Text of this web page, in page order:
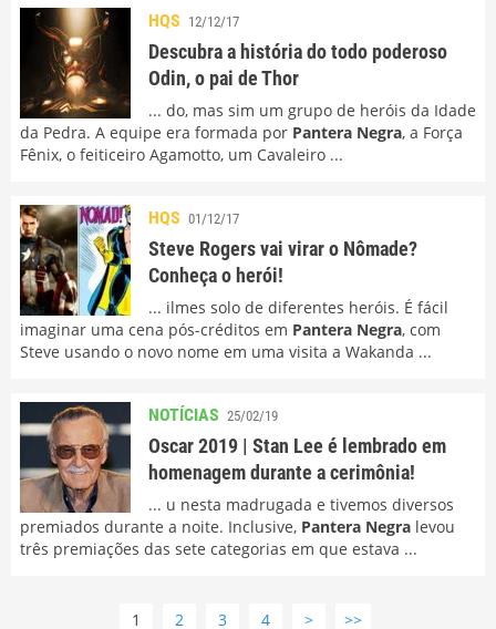
HQS 12/12/17
Descubra a história do todo poderoso
Odin, o pai de Thor
... do, mas sim um grupo de heróis da Idade
da Pedra. A equipe era formada por Pantera Negra, a Força
Fênix, o feiticeiro Agamotto, um Cavaleiro ...
HQS 01/12/17
Steve Rogers vai virar o Nômade?
Conheça o herói!
... ilmes solo de diferentes heróis. É fácil
imaginar uma cena pós-créditos em Pantera Negra, com
Steve usando o novo nome em uma visita a Wakanda ...
NOTÍCIAS 25/02/19
Oscar 2019 | Stan Lee é lembrado em
homenagem durante a cerimônia!
... u nesta madrugada e tivemos diversos
premiados durante a noite. Inclusive, Pantera Negra levou
três premiações das sete categorias em que estava ...
1 2 3 4 > >>